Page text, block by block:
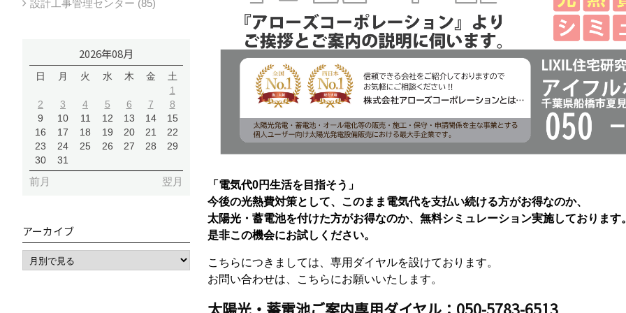
「電気代0円生活を目指そう」
今後の光熱費対策として、このまま電気代を支払い続ける方がお得なのか、
太陽光・蓄電池を付けた方がお得なのか、無料シミュレーション実施しております
是非この機会にお試しください。
こちらにつきましては、専用ダイヤルを設けております。
お問い合わせは、こちらにお願いいたします。
設計工事管理センター (85)
2026年08月
日 月 火 水 木 金
土
1
2
3 4 5 6 7
8
9
10 11 12 13 14
15
16
17 18 19 20 21
22
23
24 25 26 27 28
29
30
31
前月 翌月
アーカイブ